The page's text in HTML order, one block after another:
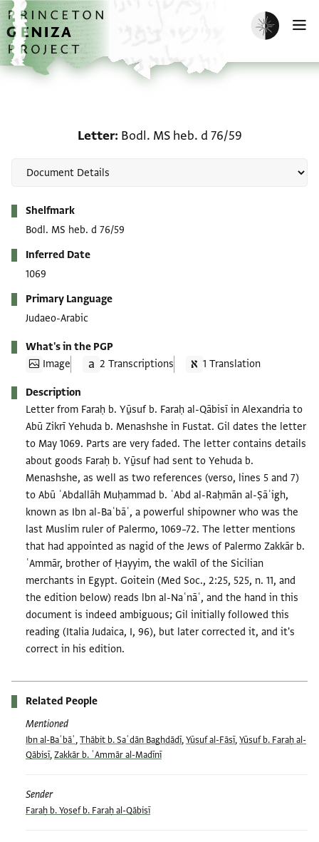
Skip to main content
home
Enable dark
Letter Bodl. MS heb. d 76/59
Shelfmark
Bodl. MS heb. d 76/59
Inferred Date
1069
Primary Language
Judaeo-Arabic
What's in the PGP
Image
2 Transcriptions 1 Translation
Description
Letter from Faraḥ b. Yַūsuf b. Faraḥ al-Qābisī in Alexandria to
Abū Zikrī Yehuda b. Menashshe in Fustat. Gil dates the letter
to May 1069. Parts are very faded. The letter contains details
about goods Faraḥ b. Yַūsuf had sent to Yehuda b.
Menashshe, as well as two references (verso, lines 5 and 7)
to Abū ʿAbdallāh Muḥammad b. ʿAbd al-Raḥmān al-Ṣāʾigh,
known as Ibn al-Baʿbāʿ, a powerful shipowner who was the
last Muslim ruler of Palermo, 1069–72. The letter mentions
that had appointed as nagid of the Jews of Palermo Zakkār b.
ʿAmmār, brother of Ḥayyim, the wakīl of the Sicilian
merchants in Egypt. Goitein (Med Soc., 2:25, 525, n. 11, and
the edition below) reads lbn al-Naʿnāʿ, and the hand in this
document is indeed ambiguous; Gil initially followed this
reading (Italia Judaica, I, 96), but later corrected it, and it's
correct in his edition.
Related People
Mentioned
Ibn al-Baʿbāʿ,Thābit b. Saʿdān Baghdādī,Yūsuf al-Fāsī,Yūsuf b. Faraḥ al-
Qābisī,Zakkār b. ʿAmmār al-Madīnī
Sender
Faraḥ b. Yosef b. Faraḥ al-Qābisī